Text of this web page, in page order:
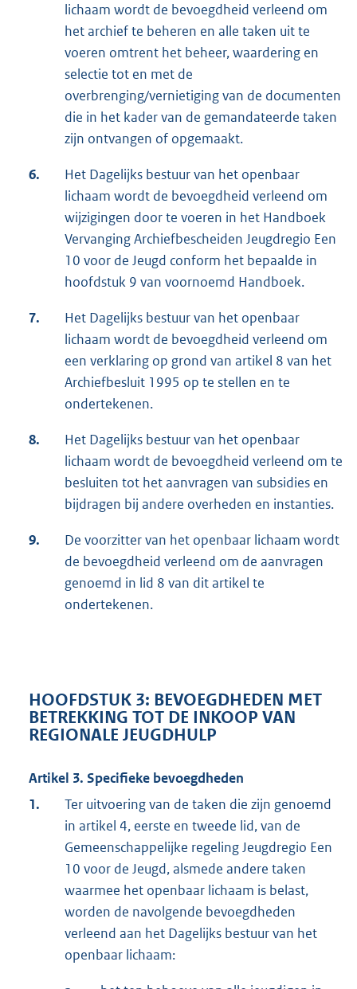
lichaam wordt de bevoegdheid verleend om
het archief te beheren en alle taken uit te
voeren omtrent het beheer, waardering en
selectie tot en met de
overbrenging/vernietiging van de documenten
die in het kader van de gemandateerde taken
zijn ontvangen of opgemaakt.
6.
Het Dagelijks bestuur van het openbaar
lichaam wordt de bevoegdheid verleend om
wijzigingen door te voeren in het Handboek
Vervanging Archiefbescheiden Jeugdregio Een
10 voor de Jeugd conform het bepaalde in
hoofdstuk 9 van voornoemd Handboek.
7.
Het Dagelijks bestuur van het openbaar
lichaam wordt de bevoegdheid verleend om
een verklaring op grond van artikel 8 van het
Archiefbesluit 1995 op te stellen en te
ondertekenen.
8.
Het Dagelijks bestuur van het openbaar
lichaam wordt de bevoegdheid verleend om te
besluiten tot het aanvragen van subsidies en
bijdragen bij andere overheden en instanties.
9.
De voorzitter van het openbaar lichaam wordt
de bevoegdheid verleend om de aanvragen
genoemd in lid 8 van dit artikel te
ondertekenen.
HOOFDSTUK 3: BEVOEGDHEDEN MET
BETREKKING TOT DE INKOOP VAN
REGIONALE JEUGDHULP
Artikel 3. Specifieke bevoegdheden
1.
Ter uitvoering van de taken die zijn genoemd
in artikel 4, eerste en tweede lid, van de
Gemeenschappelijke regeling Jeugdregio Een
10 voor de Jeugd, alsmede andere taken
waarmee het openbaar lichaam is belast,
worden de navolgende bevoegdheden
verleend aan het Dagelijks bestuur van het
openbaar lichaam: